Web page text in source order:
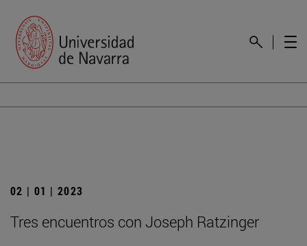
02 | 01 | 2023
Tres encuentros con Joseph Ratzinger